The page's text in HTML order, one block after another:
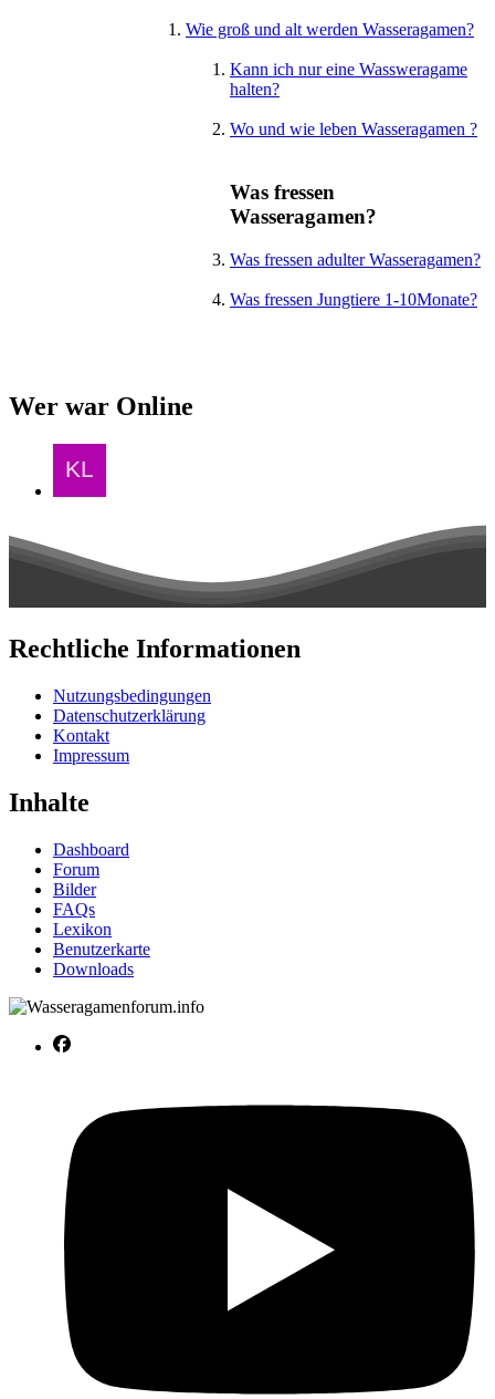
Wie groß und alt werden Wasseragamen?
Kann ich nur eine Wassweragame
halten?
Wo und wie leben Wasseragamen ?
Was fressen
Wasseragamen?
Was fressen adulter Wasseragamen?
Was fressen Jungtiere 1-10Monate?
Wer war Online
Rechtliche Informationen
Nutzungsbedingungen
Datenschutzerklärung
Kontakt
Impressum
Inhalte
Dashboard
Forum
Bilder
FAQs
Lexikon
Benutzerkarte
Downloads